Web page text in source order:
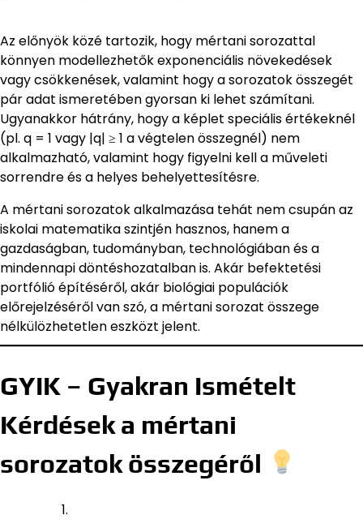
Az előnyök közé tartozik, hogy mértani sorozattal
könnyen modellezhetők exponenciális növekedések
vagy csökkenések, valamint hogy a sorozatok összegét
pár adat ismeretében gyorsan ki lehet számítani.
Ugyanakkor hátrány, hogy a képlet speciális értékeknél
(pl. q = 1 vagy |q| ≥ 1 a végtelen összegnél) nem
alkalmazható, valamint hogy figyelni kell a műveleti
sorrendre és a helyes behelyettesítésre.
A mértani sorozatok alkalmazása tehát nem csupán az
iskolai matematika szintjén hasznos, hanem a
gazdaságban, tudományban, technológiában és a
mindennapi döntéshozatalban is. Akár befektetési
portfólió építéséről, akár biológiai populációk
előrejelzéséről van szó, a mértani sorozat összege
nélkülözhetetlen eszközt jelent.
GYIK – Gyakran Ismételt
Kérdések a mértani
sorozatok összegéről